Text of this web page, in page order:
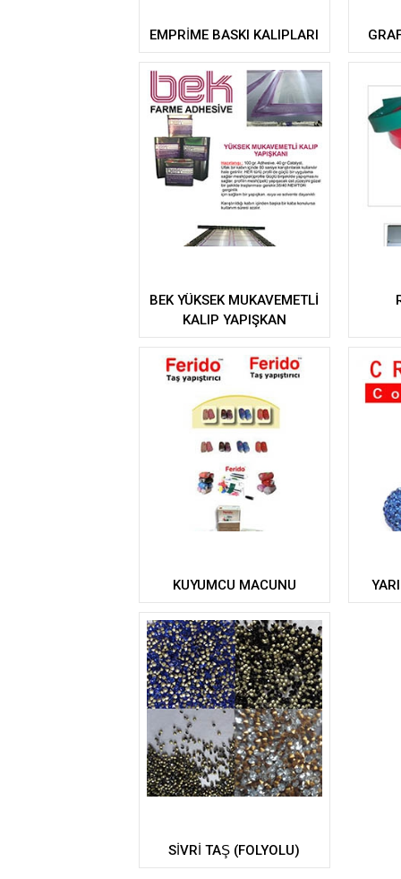
EMPRİME BASKI KALIPLARI
BEK YÜKSEK MUKAVEMETLİ
KALIP YAPIŞKAN
KUYUMCU MACUNU
SİVRİ TAŞ (FOLYOLU)